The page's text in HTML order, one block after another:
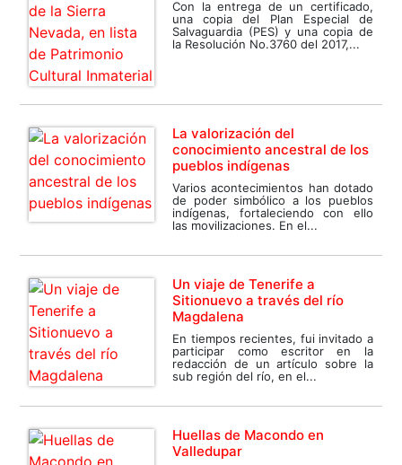
Con la entrega de un certificado,
una copia del Plan Especial de
Salvaguardia (PES) y una copia de
la Resolución No.3760 del 2017,...
La valorización del
conocimiento ancestral de los
pueblos indígenas
Varios acontecimientos han dotado
de poder simbólico a los pueblos
indígenas, fortaleciendo con ello
las movilizaciones. En el...
Un viaje de Tenerife a
Sitionuevo a través del río
Magdalena
En tiempos recientes, fui invitado a
participar como escritor en la
redacción de un artículo sobre la
sub región del río, en el...
Huellas de Macondo en
Valledupar